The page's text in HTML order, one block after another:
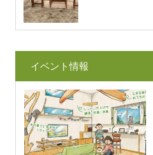
イベント情報